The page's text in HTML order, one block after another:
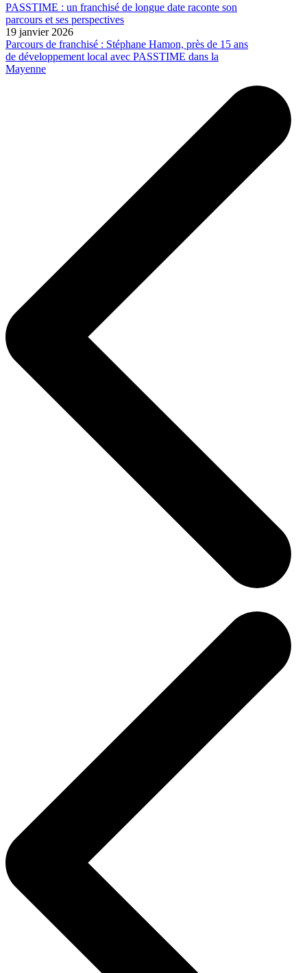
PASSTIME : un franchisé de longue date raconte son
parcours et ses perspectives
19 janvier 2026
Parcours de franchisé : Stéphane Hamon, près de 15 ans
de développement local avec PASSTIME dans la
Mayenne